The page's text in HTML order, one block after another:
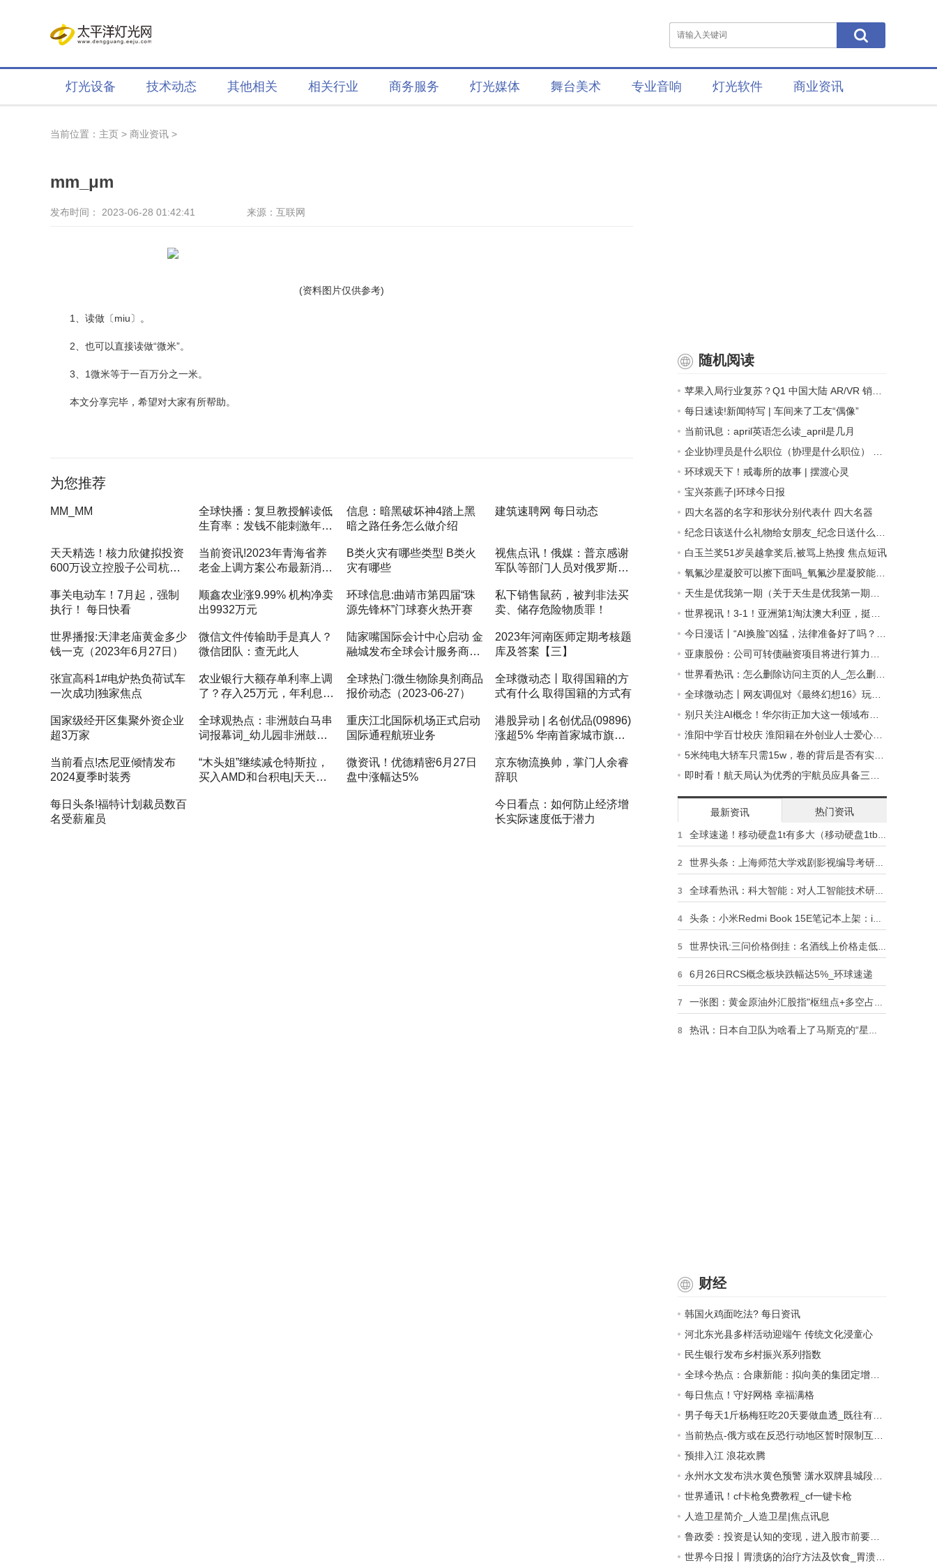
灯光设备 技术动态 其他相关 相关行业 商务服务 灯光媒体 舞台美术 专业音响 灯光软件 商业资讯
当前位置： 主页 > 商业资讯 >
mm_μm
发布时间： 2023-06-28 01:42:41 来源：互联网
(资料图片仅供参考)
1、读做〔miu〕。
2、也可以直接读做“微米”。
3、1微米等于一百万分之一米。
本文分享完毕，希望对大家有所帮助。
为您推荐
MM_ΜM
全球快播：复旦教授解读低
生育率：发钱不能刺激年轻
信息：暗黑破坏神4踏上黑
暗之路任务怎么做介绍
建筑速聘网 每日动态
天天精选！核力欣健拟投资
600万设立控股子公司杭州
股85.71%
当前资讯!2023年青海省养
老金上调方案公布最新消息
式
B类火灾有哪些类型 B类火
灾有哪些
视焦点讯！俄媒：普京感谢
军队等部门人员对俄罗斯人
事关电动车！7月起，强制
执行！ 每日快看
顺鑫农业涨9.99% 机构净卖
出9932万元
环球信息:曲靖市第四届“珠
源先锋杯”门球赛火热开赛
私下销售鼠药，被判非法买
卖、储存危险物质罪！
世界播报:天津老庙黄金多少
钱一克（2023年6月27日）
微信文件传输助手是真人？
微信团队：查无此人
陆家嘴国际会计中心启动 金
融城发布全球会计服务商支
2023年河南医师定期考核题
库及答案【三】
张宣高科1#电炉热负荷试车
一次成功|独家焦点
农业银行大额存单利率上调
了？存入25万元，年利息能
全球热门:微生物除臭剂商品
报价动态（2023-06-27）
全球微动态丨取得国籍的方
式有什么 取得国籍的方式有
国家级经开区集聚外资企业
超3万家
全球观热点：非洲鼓白马串
词报幕词_幼儿园非洲鼓串
重庆江北国际机场正式启动
国际通程航班业务
港股异动 | 名创优品(09896)
涨超5% 华南首家城市旗舰
售额超13万元
当前看点!杰尼亚倾情发布
2024夏季时装秀
“木头姐”继续减仓特斯拉，
买入AMD和台积电|天天要
微资讯！优德精密6月27日
盘中涨幅达5%
京东物流换帅，掌门人余睿
辞职
每日头条!福特计划裁员数百
名受薪雇员
今日看点：如何防止经济增
长实际速度低于潜力
随机阅读
每日速读!新闻特写 | 车间来了工友“偶像”
当前讯息：april英语怎么读_april是几月
环球观天下！戒毒所的故事 | 摆渡心灵
宝兴茶藨子|环球今日报
四大名器的名字和形状分别代表什 四大名器
白玉兰奖51岁吴越拿奖后,被骂上热搜 焦点短讯
最新资讯 热门资讯
1 全球速递！移动硬盘1t有多大（移动硬盘1tb等于多少g）
2 世界头条：上海师范大学戏剧影视编导考研（648戏剧历史与理论/899短片剧本创作）经验分享
3 全球看热讯：科大智能：对人工智能技术研发主要侧重于相关技术在工业领域内的应用
4 头条：小米Redmi Book 15E笔记本上架：i5处理器、2899元起
5 世界快讯:三问价格倒挂：名酒线上价格走低销量不振，酒企为何无动于衷
6 6月26日RCS概念板块跌幅达5%_环球速递
7 一张图：黄金原油外汇股指"枢纽点+多空占比"一览
8 热讯：日本自卫队为啥看上了马斯克的“星链”？｜京酿馆
财经
韩国火鸡面吃法? 每日资讯
河北东光县多样活动迎端午 传统文化浸童心
民生银行发布乡村振兴系列指数
每日焦点！守好网格 幸福满格
预排入江 浪花欢腾
世界通讯！cf卡枪免费教程_cf一键卡枪
人造卫星简介_人造卫星|焦点讯息